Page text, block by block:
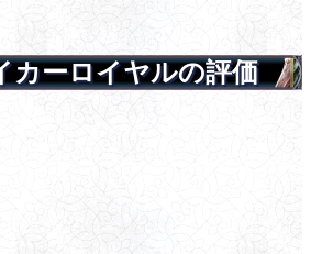
カーロイヤルの評価